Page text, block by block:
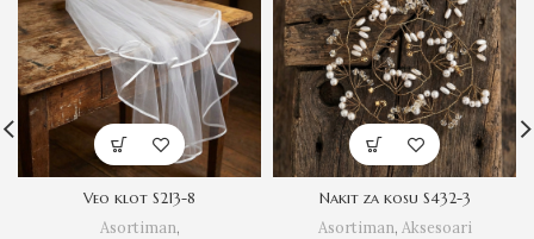
Veo klot S213-8
Asortiman,
Nakit za kosu S432-3
Asortiman, Aksesoari